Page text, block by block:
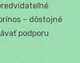
– dôstojné
podporu